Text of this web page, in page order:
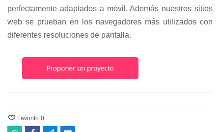
perfectamente adaptados a móvil. Además nuestros sitios
web se prueban en los navegadores más utilizados con
diferentes resoluciones de pantalla.
Favorito 0